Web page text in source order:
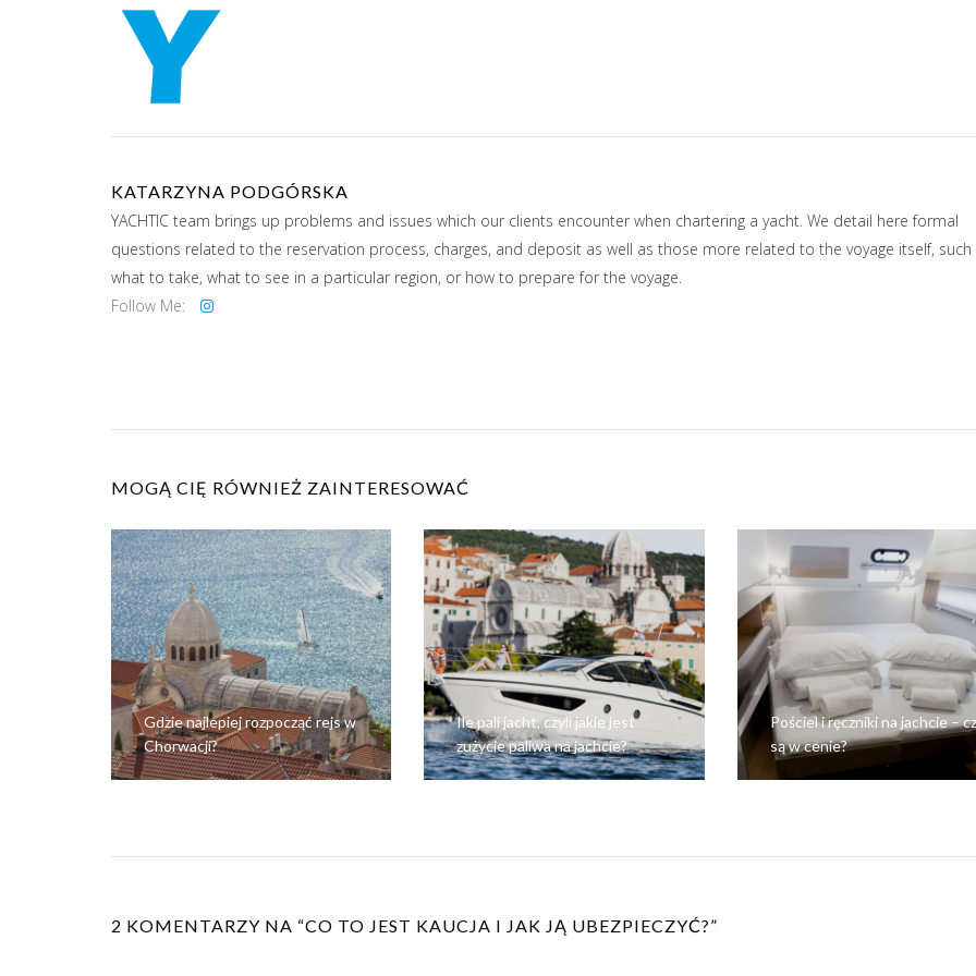
KATARZYNA PODGÓRSKA
YACHTIC team brings up problems and issues which our clients encounter when chartering a yacht. We detail here formal
questions related to the reservation process, charges, and deposit as well as those more related to the voyage itself, such
what to take, what to see in a particular region, or how to prepare for the voyage.
Follow Me:
MOGĄ CIĘ RÓWNIEŻ ZAINTERESOWAĆ
Gdzie najlepiej rozpocząć rejs w
Chorwacji?
Ile pali jacht, czyli jakie jest
zużycie paliwa na jachcie?
Pościel i ręczniki na jachcie –
są w cenie?
2 KOMENTARZY NA “CO TO JEST KAUCJA I JAK JĄ UBEZPIECZYĆ?”